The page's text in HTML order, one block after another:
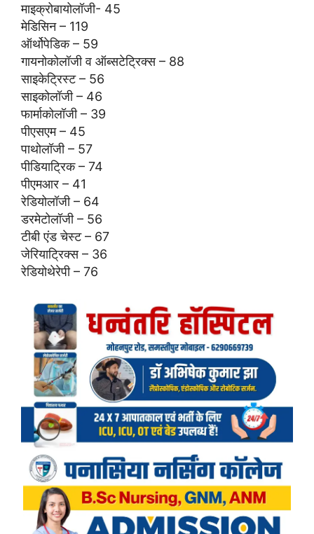
माइक्रोबायोलॉजी- 45
मेडिसिन – 119
ऑर्थोपेडिक – 59
गायनोकोलॉजी व ऑब्सटेट्रिक्स – 88
साइकेट्रिस्ट – 56
साइकोलॉजी – 46
फार्माकोलॉजी – 39
पीएसएम – 45
पाथोलॉजी – 57
पीडियाट्रिक – 74
पीएमआर – 41
रेडियोलॉजी – 64
डरमेटोलॉजी – 56
टीबी एंड चेस्ट – 67
जेरियाट्रिक्स – 36
रेडियोथेरेपी – 76